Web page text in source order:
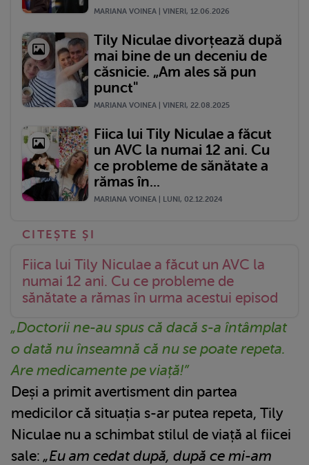
MARIANA VOINEA | VINERI, 12.06.2026
Tily Niculae divorțează după
mai bine de un deceniu de
căsnicie. „Am ales să pun
punct"
MARIANA VOINEA | VINERI, 22.08.2025
Fiica lui Tily Niculae a făcut
un AVC la numai 12 ani. Cu
ce probleme de sănătate a
rămas în...
MARIANA VOINEA | LUNI, 02.12.2024
Fiica lui Tily Niculae a făcut un AVC la
numai 12 ani. Cu ce probleme de
sănătate a rămas în urma acestui episod
„Doctorii ne-au spus că dacă s-a întâmplat
o dată nu înseamnă că nu se poate repeta.
Are medicamente pe viață!”
Deși a primit avertisment din partea
medicilor că situația s-ar putea repeta, Tily
Niculae nu a schimbat stilul de viață al fiicei
sale: „Eu am cedat după, după ce mi-am